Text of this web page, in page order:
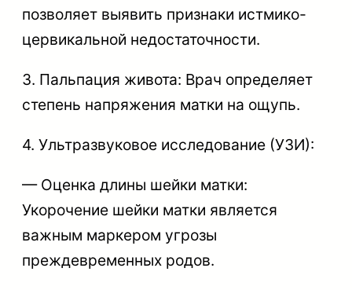
позволяет выявить признаки истмико-
цервикальной недостаточности.
3. Пальпация живота: Врач определяет
степень напряжения матки на ощупь.
4. Ультразвуковое исследование (УЗИ):
— Оценка длины шейки матки:
Укорочение шейки матки является
важным маркером угрозы
преждевременных родов.